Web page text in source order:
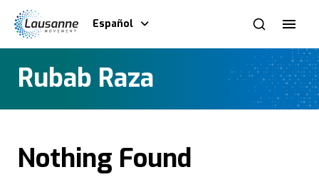
Español
Rubab Raza
Nothing Found